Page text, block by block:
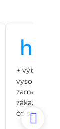
+ výborný
vysoko
zamerané
zákazníka,
čo sa dá.